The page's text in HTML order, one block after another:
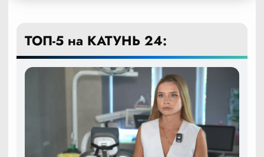
ТОП-5 на КАТУНЬ 24: